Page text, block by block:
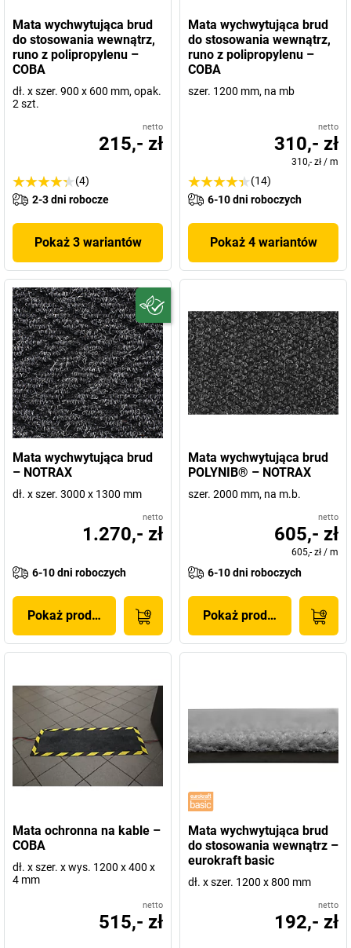
Mata wychwytująca brud
do stosowania wewnątrz,
runo z polipropylenu –
COBA
dł. x szer. 900 x 600 mm, opak.
2 szt.
netto
215,- zł
(4)
2-3 dni robocze
Pokaż 3 wariantów
Mata wychwytująca brud
do stosowania wewnątrz,
runo z polipropylenu –
COBA
szer. 1200 mm, na mb
netto
310,- zł
310,- zł / m
(14)
6-10 dni roboczych
Pokaż 4 wariantów
Mata wychwytująca brud
– NOTRAX
dł. x szer. 3000 x 1300 mm
netto
1.270,- zł
6-10 dni roboczych
Pokaż produkt
Mata wychwytująca brud
POLYNIB® – NOTRAX
szer. 2000 mm, na m.b.
netto
605,- zł
605,- zł / m
6-10 dni roboczych
Pokaż produkt
Mata ochronna na kable –
COBA
dł. x szer. x wys. 1200 x 400 x
4 mm
netto
515,- zł
Mata wychwytująca brud
do stosowania wewnątrz –
eurokraft basic
dł. x szer. 1200 x 800 mm
netto
192,- zł